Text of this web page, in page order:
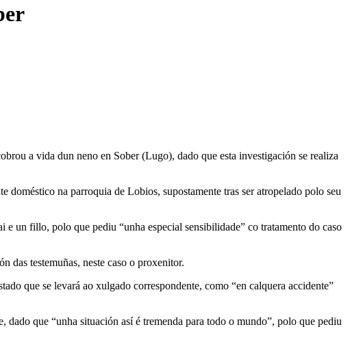
a vida dun neno en Sober (Lugo), dado que esta investigación se realiza
na parroquia de Lobios, supostamente tras ser atropelado polo seu
un fillo, polo que pediu “unha especial sensibilidade” co tratamento do caso
das testemuñas, neste caso o proxenitor.
que se levará ao xulgado correspondente, como “en calquera accidente”
que “unha situación así é tremenda para todo o mundo”, polo que pediu